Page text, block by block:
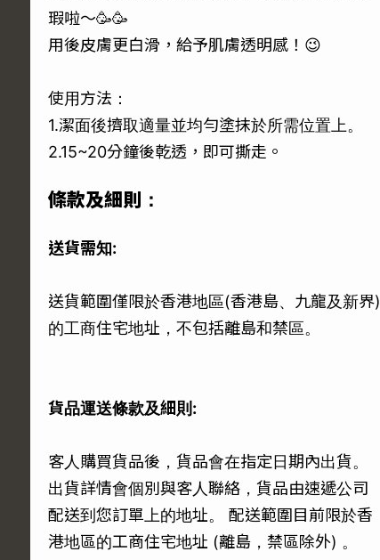
瑕啦～🥳🥳
用後皮膚更白滑，給予肌膚透明感！😉
使用方法：
1.潔面後擠取適量並均勻塗抹於所需位置上。
2.15~20分鐘後乾透，即可撕走。
條款及細則：
送貨需知:
送貨範圍僅限於香港地區(香港島、九龍及新界)
的工商住宅地址，不包括離島和禁區。
貨品運送條款及細則:
客人購買貨品後，貨品會在指定日期內出貨。
出貨詳情會個別與客人聯絡，貨品由速遞公司
配送到您訂單上的地址。 配送範圍目前限於香
港地區的工商住宅地址 (離島，禁區除外) 。